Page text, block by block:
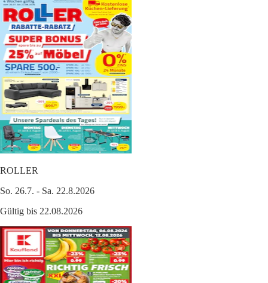
ROLLER
So. 26.7. - Sa. 22.8.2026
Gültig bis 22.08.2026